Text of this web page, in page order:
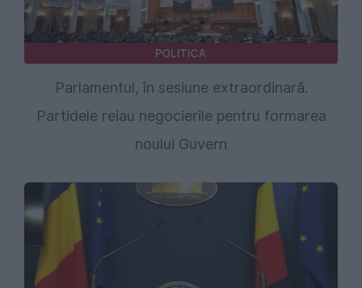
POLITICA
Parlamentul, în sesiune extraordinară.
Partidele reiau negocierile pentru formarea
noului Guvern